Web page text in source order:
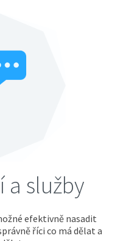
a služby
efektivně nasadit
říci co má dělat a